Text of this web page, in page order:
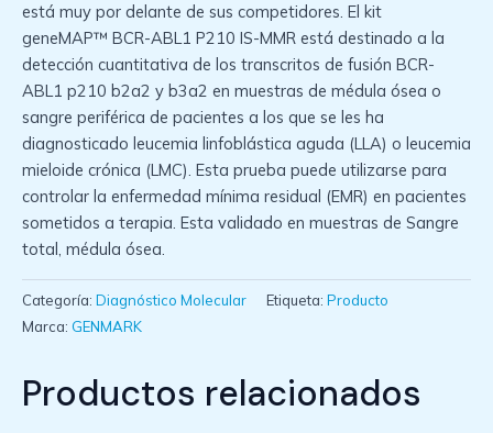
está muy por delante de sus competidores. El kit
geneMAP™ BCR-ABL1 P210 IS-MMR está destinado a la
detección cuantitativa de los transcritos de fusión BCR-
ABL1 p210 b2a2 y b3a2 en muestras de médula ósea o
sangre periférica de pacientes a los que se les ha
diagnosticado leucemia linfoblástica aguda (LLA) o leucemia
mieloide crónica (LMC). Esta prueba puede utilizarse para
controlar la enfermedad mínima residual (EMR) en pacientes
sometidos a terapia. Esta validado en muestras de Sangre
total, médula ósea.
Categoría: Diagnóstico Molecular Etiqueta: Producto
Marca: GENMARK
Productos relacionados